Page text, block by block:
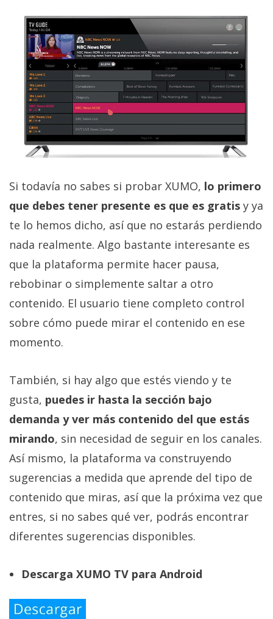
Si todavía no sabes si probar XUMO, lo primero
que debes tener presente es que es gratis y ya
te lo hemos dicho, así que no estarás perdiendo
nada realmente. Algo bastante interesante es
que la plataforma permite hacer pausa,
rebobinar o simplemente saltar a otro
contenido. El usuario tiene completo control
sobre cómo puede mirar el contenido en ese
momento.
También, si hay algo que estés viendo y te
gusta, puedes ir hasta la sección bajo
demanda y ver más contenido del que estás
mirando, sin necesidad de seguir en los canales.
Así mismo, la plataforma va construyendo
sugerencias a medida que aprende del tipo de
contenido que miras, así que la próxima vez que
entres, si no sabes qué ver, podrás encontrar
diferentes sugerencias disponibles.
Descarga XUMO TV para Android